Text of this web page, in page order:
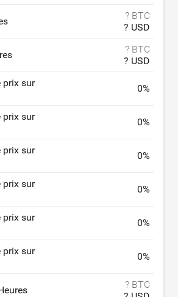
? BTC
? USD
? BTC
? USD
prix sur
0%
prix sur
0%
prix sur
0%
prix sur
0%
prix sur
0%
prix sur
0%
? BTC